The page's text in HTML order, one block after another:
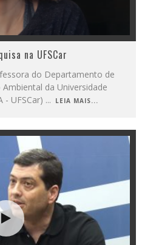
na UFSCar
do Departamento de
da Universidade
- UFSCar) ... LEIA MAIS...